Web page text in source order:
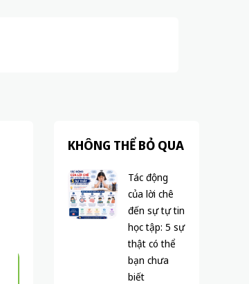
KHÔNG THỂ BỎ QUA
Tác động
của lời chê
đến sự tự tin
học tập: 5 sự
thật có thể
bạn chưa
biết